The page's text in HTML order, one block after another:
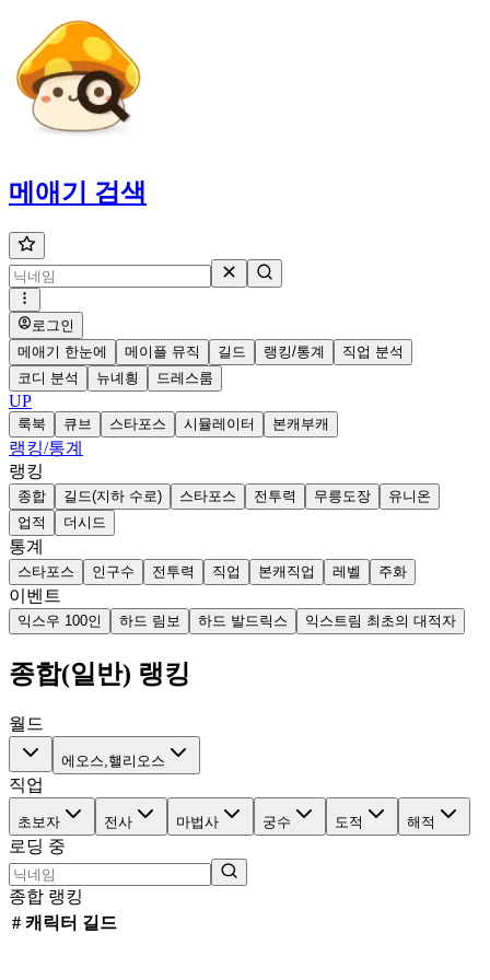
메애기 검색
로그인
메애기 한눈에
메이플 뮤직 길드 랭킹/통계
직업 분석
코디 분석
뉴녜힁 드레스룸
UP
룩북 큐브 스타포스 시뮬레이터 본캐부캐
랭킹/통계
랭킹
종합 길드(지하 수로) 스타포스 전투력 무릉도장
유니온
업적
더시드
통계
스타포스 인구수 전투력 직업 본캐직업 레벨 주화
이벤트
익스우 100인 하드 림보 하드 발드릭스 익스트림 최초의 대적자
종합(일반) 랭킹
월드
에오스,핼리오스
직업
초보자 전사 마법사 궁수 도적 해적
로딩 중
종합 랭킹
# 캐릭터 길드